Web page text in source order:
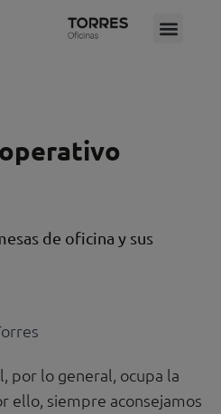
de oficina y sus
por lo general, ocupa la
ello, siempre aconsejamos